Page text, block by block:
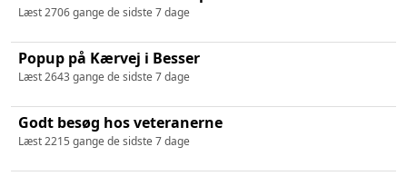
Læst 2706 gange de sidste 7 dage
Popup på Kærvej i Besser
Læst 2643 gange de sidste 7 dage
Godt besøg hos veteranerne
Læst 2215 gange de sidste 7 dage